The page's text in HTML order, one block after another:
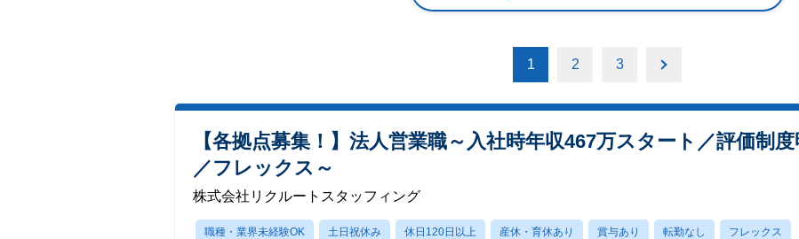
1 2 3
【各拠点募集！】法人営業職～入社時年収467万スタート／評価制
／フレックス～
株式会社リクルートスタッフィング
職種・業界未経験OK 土日祝休み 休日120日以上 産休・育休あり 賞与あり 転勤なし フレックス